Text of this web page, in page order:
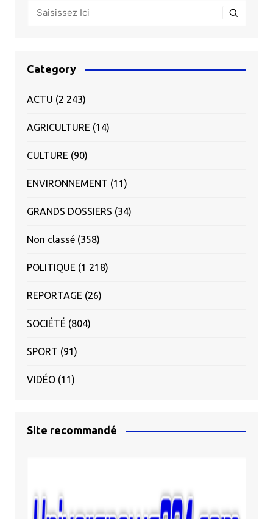
Category
ACTU (2 243)
AGRICULTURE (14)
CULTURE (90)
ENVIRONNEMENT (11)
GRANDS DOSSIERS (34)
Non classé(358)
POLITIQUE (1 218)
REPORTAGE (26)
SOCIÉTÉ (804)
SPORT (91)
VIDÉO(11)
Site recommandé